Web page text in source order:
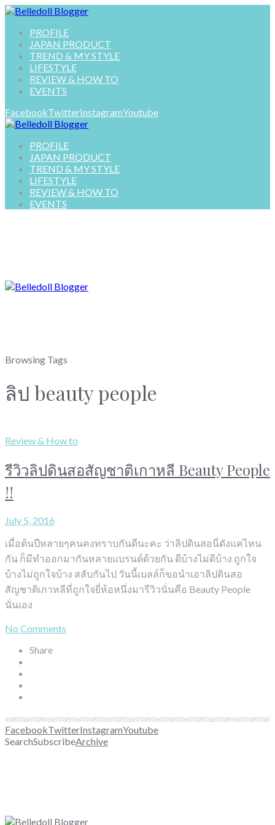
PROFILE
JAPAN PRODUCT
TREND & MY STYLE
LIFESTYLE
REVIEW & HOW TO
EVENTS
FacebookTwitterInstagramYoutube
PROFILE
JAPAN PRODUCT
TREND & MY STYLE
LIFESTYLE
REVIEW & HOW TO
EVENTS
Browsing Tags
ลิป beauty people
Review & How to
รีวิวลิปดินสอสัญชาติเกาหลี Beauty People
!!
July 5, 2016
เมื่อต้นปีหลายๆคนคงทราบกันดีนะคะ ว่าลิปดินสอนี่ดังแค่ไหน
กัน ก็มีทำออกมากันหลายแบรนด์ด้วยกัน ดีบ้างไม่ดีบ้าง ถูกใจ
บ้างไม่ถูกใจบ้าง สลับกันไป วันนี้เบลล์ก็ขอนำเอาลิปดินสอ
สัญชาติเกาหลีที่ถูกใจยี่ห้อหนึ่งมารีวิวนั่นคือ Beauty People
นั่นเอง
No Comments
Share
FacebookTwitterInstagramYoutube
SearchSubscribeArchive